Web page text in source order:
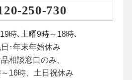
250-730
時､土曜9時～18時､
日･年末年始休み
相談窓口のみ、
16時、土日祝休み